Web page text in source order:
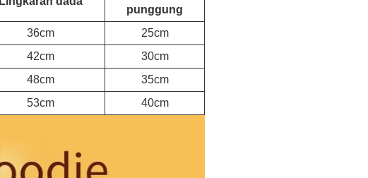
punggung
36cm
25cm
42cm
30cm
48cm
35cm
53cm 40cm